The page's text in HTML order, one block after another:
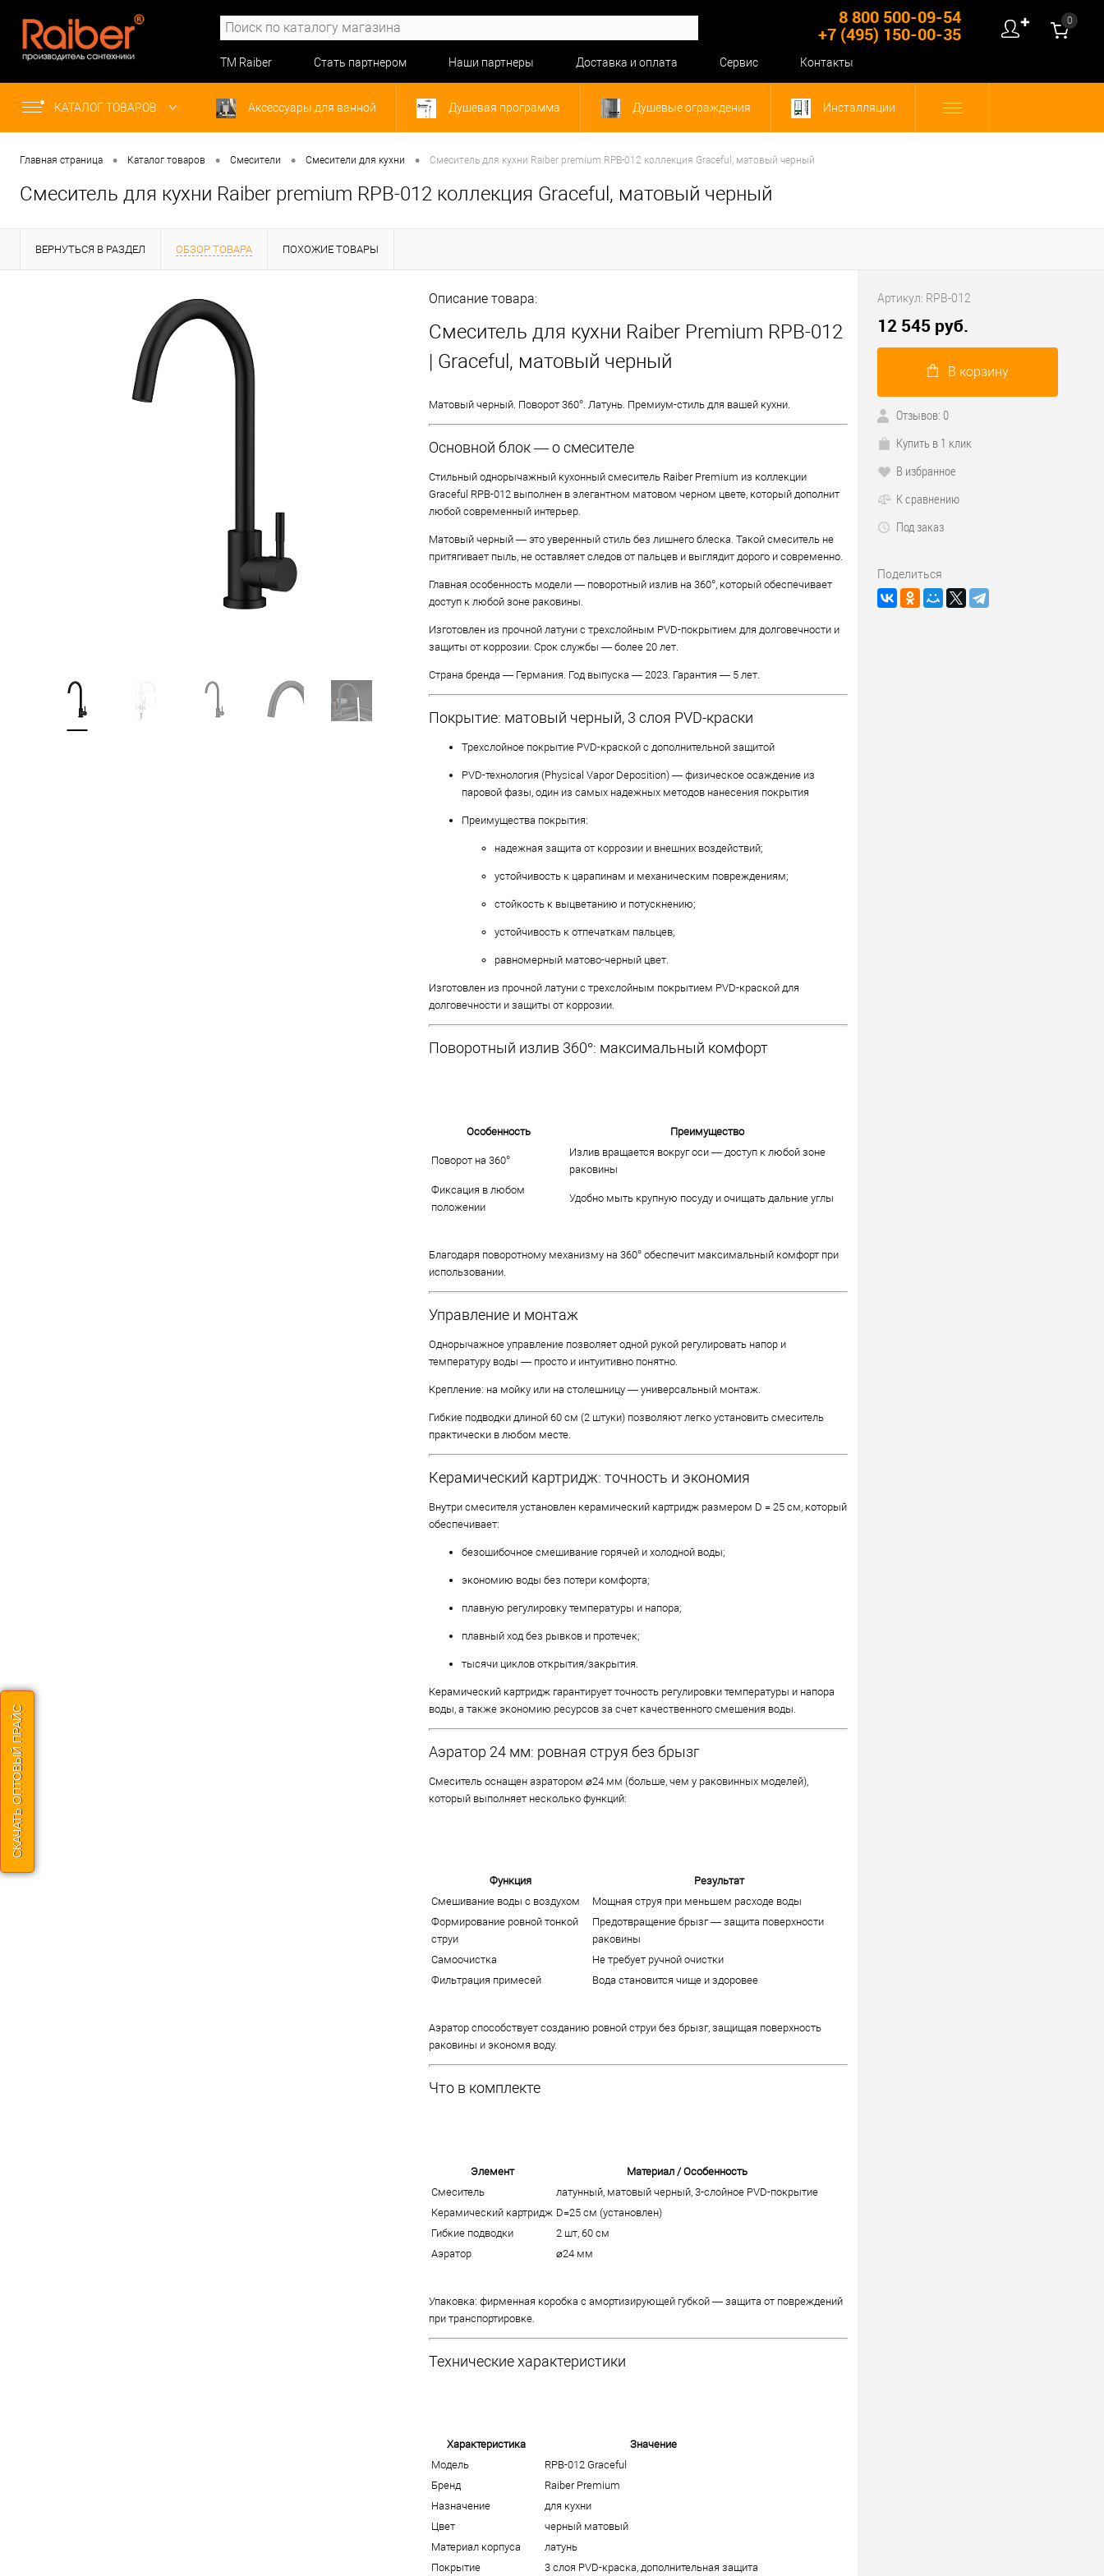
8 800 500-09-54
+7 (495) 150-00-35
ТМ Raiber Стать партнером Наши партнеры Доставка и оплата Сервис Контакты
✚ 0
КАТАЛОГ ТОВАРОВ Аксессуары для ванной Душевая программа Душевые ограждения Инсталляции
Главная страница • Каталог товаров • Смесители • Смесители для кухни • Cмеситель для кухни Raiber premium RPB-012 коллекция Graceful, матовый черный
Cмеситель для кухни Raiber premium RPB-012 коллекция Graceful, матовый черный
ВЕРНУТЬСЯ В РАЗДЕЛ ОБЗОР ТОВАРА ПОХОЖИЕ ТОВАРЫ
Описание товара:
Смеситель для кухни Raiber Premium RPB-012
| Graceful, матовый черный
Матовый черный. Поворот 360°. Латунь. Премиум-стиль для вашей кухни.
Основной блок — о смесителе
Стильный однорычажный кухонный смеситель Raiber Premium из коллекции
Graceful RPB-012 выполнен в элегантном матовом черном цвете, который дополнит
любой современный интерьер.
Матовый черный — это уверенный стиль без лишнего блеска. Такой смеситель не
притягивает пыль, не оставляет следов от пальцев и выглядит дорого и современно.
Главная особенность модели — поворотный излив на 360°, который обеспечивает
доступ к любой зоне раковины.
Изготовлен из прочной латуни с трехслойным PVD-покрытием для долговечности и
защиты от коррозии. Срок службы — более 20 лет.
Страна бренда — Германия. Год выпуска — 2023. Гарантия — 5 лет.
Покрытие: матовый черный, 3 слоя PVD-краски
Трехслойное покрытие PVD-краской с дополнительной защитой
PVD-технология (Physical Vapor Deposition) — физическое осаждение из
паровой фазы, один из самых надежных методов нанесения покрытия
Преимущества покрытия:
надежная защита от коррозии и внешних воздействий;
устойчивость к царапинам и механическим повреждениям;
стойкость к выцветанию и потускнению;
устойчивость к отпечаткам пальцев;
равномерный матово-черный цвет.
Изготовлен из прочной латуни с трехслойным покрытием PVD-краской для
долговечности и защиты от коррозии.
Поворотный излив 360°: максимальный комфорт
Особенность Преимущество
Поворот на 360°
Излив вращается вокруг оси — доступ к любой зоне
раковины
Фиксация в любом
положении
Удобно мыть крупную посуду и очищать дальние углы
Благодаря поворотному механизму на 360° обеспечит максимальный комфорт при
использовании.
Управление и монтаж
Однорычажное управление позволяет одной рукой регулировать напор и
температуру воды — просто и интуитивно понятно.
Крепление: на мойку или на столешницу — универсальный монтаж.
Гибкие подводки длиной 60 см (2 штуки) позволяют легко установить смеситель
практически в любом месте.
Керамический картридж: точность и экономия
Внутри смесителя установлен керамический картридж размером D = 25 см, который
обеспечивает:
безошибочное смешивание горячей и холодной воды;
экономию воды без потери комфорта;
плавную регулировку температуры и напора;
плавный ход без рывков и протечек;
тысячи циклов открытия/закрытия.
Керамический картридж гарантирует точность регулировки температуры и напора
воды, а также экономию ресурсов за счет качественного смешения воды.
Аэратор 24 мм: ровная струя без брызг
Смеситель оснащен аэратором ⌀24 мм (больше, чем у раковинных моделей),
который выполняет несколько функций:
Функция
Результат
Смешивание воды с воздухом
Мощная струя при меньшем расходе воды
Формирование ровной тонкой
струи
Предотвращение брызг — защита поверхности
раковины
Самоочистка
Не требует ручной очистки
Фильтрация примесей
Вода становится чище и здоровее
Аэратор способствует созданию ровной струи без брызг, защищая поверхность
раковины и экономя воду.
Что в комплекте
Элемент
Материал / Особенность
Смеситель
латунный, матовый черный, 3-слойное PVD-покрытие
Керамический картридж D=25 см (установлен)
Гибкие подводки
2 шт, 60 см
Аэратор
⌀24 мм
Упаковка: фирменная коробка с амортизирующей губкой — защита от повреждений
при транспортировке.
Технические характеристики
Характеристика
Значение
Модель
RPB-012 Graceful
Бренд
Raiber Premium
Назначение
для кухни
Цвет
черный матовый
Материал корпуса
латунь
Покрытие
3 слоя PVD-краска, дополнительная защита
Артикул: RPB-012
12 545 руб.
В корзину
Отзывов: 0
Купить в 1 клик
В избранное
К сравнению
Под заказ
Поделиться
СКАЧАТЬ ОПТОВЫЙ ПРАЙС